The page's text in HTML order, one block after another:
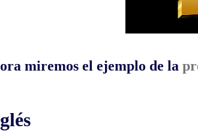
miremos el ejemplo de la